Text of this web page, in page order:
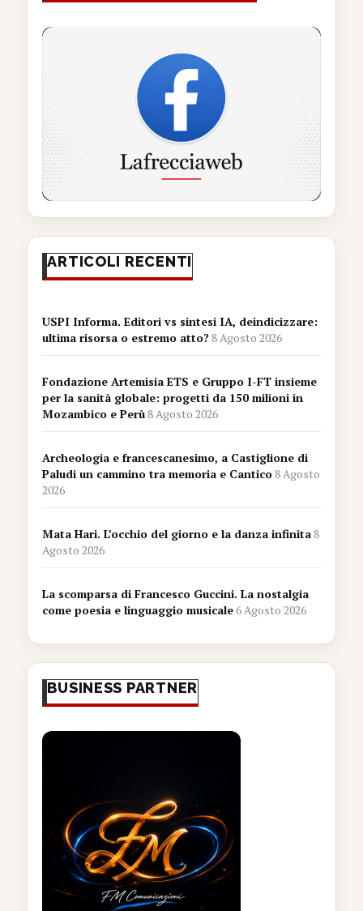
ARTICOLI RECENTI
USPI Informa. Editori vs sintesi IA, deindicizzare:
ultima risorsa o estremo atto?8 Agosto 2026
Fondazione Artemisia ETS e Gruppo I-FT insieme
per la sanità globale: progetti da 150 milioni in
Mozambico e Perù8 Agosto 2026
Archeologia e francescanesimo, a Castiglione di
Paludi un cammino tra memoria e Cantico8 Agosto
2026
Mata Hari. L’occhio del giorno e la danza infinita8
Agosto 2026
La scomparsa di Francesco Guccini. La nostalgia
come poesia e linguaggio musicale6 Agosto 2026
BUSINESS PARTNER